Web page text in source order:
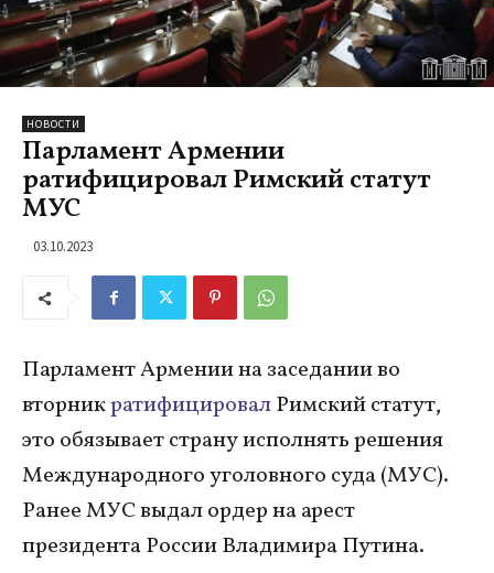
НОВОСТИ
Парламент Армении
ратифицировал Римский статут
МУС
03.10.2023
Парламент Армении на заседании во
вторникратифицировалРимский статут,
это обязывает страну исполнять решения
Международного уголовного суда (МУС).
Ранее МУС выдал ордер на арест
президента России Владимира Путина.